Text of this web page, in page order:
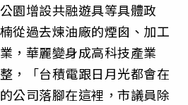
園增設共融遊具等具體政
從過去煉油廠的煙囪、加工
，華麗變身成高科技產業
，「台積電跟日月光都會在
公司落腳在這裡，市議員除